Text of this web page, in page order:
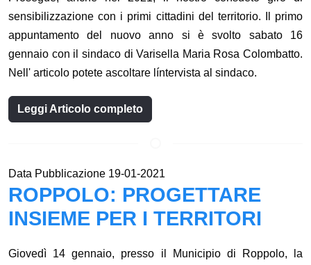
sensibilizzazione con i primi cittadini del territorio. Il primo
appuntamento del nuovo anno si è svolto sabato 16
gennaio con il sindaco di Varisella Maria Rosa Colombatto.
Nell' articolo potete ascoltare líntervista al sindaco.
Leggi Articolo completo
Data Pubblicazione 19-01-2021
ROPPOLO: PROGETTARE
INSIEME PER I TERRITORI
Giovedì 14 gennaio, presso il Municipio di Roppolo, la